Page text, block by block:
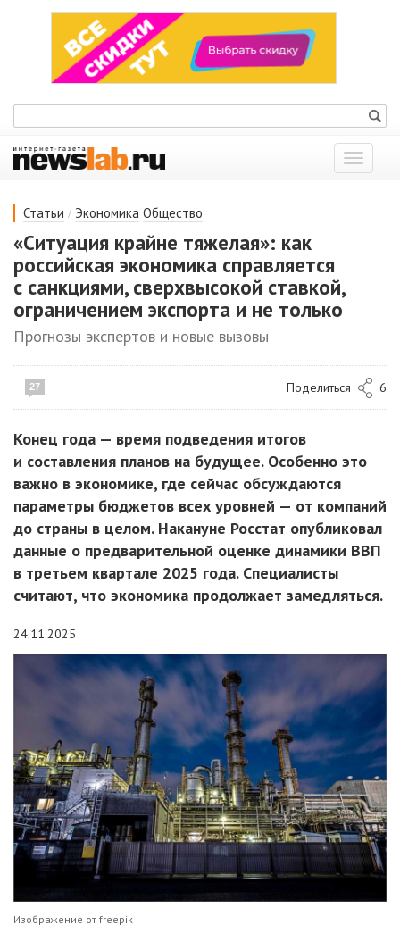
Показать
меню
Статьи / Экономика Общество
«Ситуация крайне тяжелая»: как
российская экономика справляется
с санкциями, сверхвысокой ставкой,
ограничением экспорта и не только
Прогнозы экспертов и новые вызовы
27 Поделиться 6
Конец года — время подведения итогов
и составления планов на будущее. Особенно это
важно в экономике, где сейчас обсуждаются
параметры бюджетов всех уровней — от компаний
до страны в целом. Накануне Росстат опубликовал
данные о предварительной оценке динамики ВВП
в третьем квартале 2025 года. Специалисты
считают, что экономика продолжает замедляться.
24.11.2025
Изображение от freepik